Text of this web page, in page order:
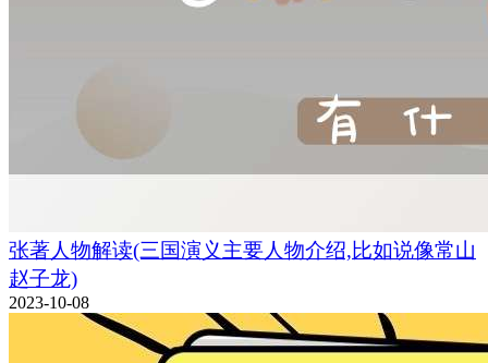
张著人物解读(三国演义主要人物介绍,比如说像常山
赵子龙)
2023-10-08